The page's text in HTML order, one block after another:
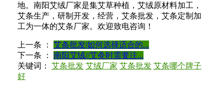
地。南阳艾绒厂家是集艾草种植，艾绒原材料加工，
艾条生产，研制开发，经营，艾条批发，艾条定制加
工为一体的艾条厂家。欢迎致电咨询！
上一条 ：
艾条批发|如何选择适合的...
下一条 ：
南阳艾绒//艾灸时需要注...
关键词： 艾条批发 艾绒厂家 艾条批发 艾条哪个牌子
好